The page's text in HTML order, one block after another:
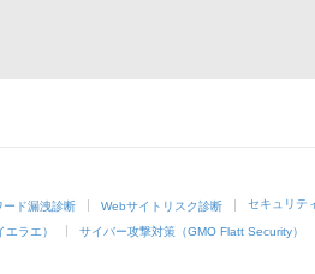
ード漏洩診断 Webサイトリスク診断 セキュリテ
ラエ） サイバー攻撃対策（GMO Flatt Security）